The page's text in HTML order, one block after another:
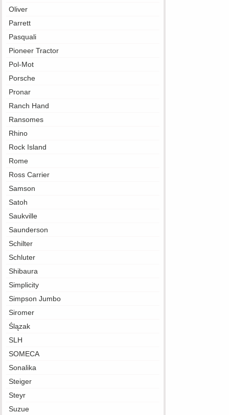
Oliver
Parrett
Pasquali
Pioneer Tractor
Pol-Mot
Porsche
Pronar
Ranch Hand
Ransomes
Rhino
Rock Island
Rome
Ross Carrier
Samson
Satoh
Saukville
Saunderson
Schilter
Schluter
Shibaura
Simplicity
Simpson Jumbo
Siromer
Ślązak
SLH
SOMECA
Sonalika
Steiger
Steyr
Suzue